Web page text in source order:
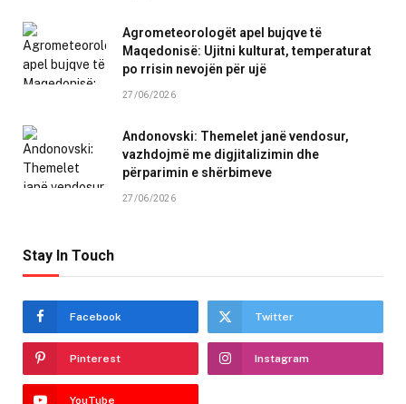
Agrometeorologët apel bujqve të
Maqedonisë: Ujitni kulturat, temperaturat
po rrisin nevojën për ujë
27/06/2026
Andonovski: Themelet janë vendosur,
vazhdojmë me digjitalizimin dhe
përparimin e shërbimeve
27/06/2026
Stay In Touch
Facebook Twitter
Pinterest Instagram
YouTube